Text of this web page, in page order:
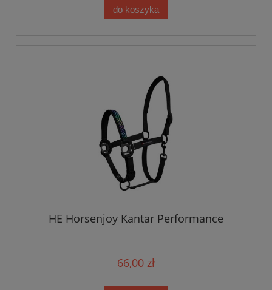
do koszyka
HE Horsenjoy Kantar Performance
66,00 zł